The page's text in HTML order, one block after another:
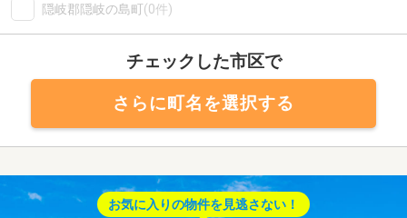
隠岐郡隠岐の島町(0件)
チェックした市区で
さらに町名を選択する
お気に入りの物件を見逃さない！